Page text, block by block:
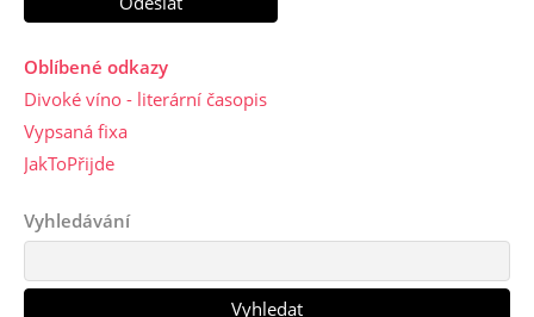
Oblíbené odkazy
Divoké víno - literární časopis
Vypsaná fixa
JakToPřijde
Vyhledávání